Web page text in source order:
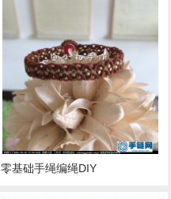
零基础手绳编绳DIY